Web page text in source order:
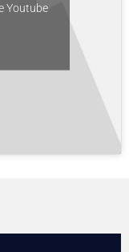
Youtube